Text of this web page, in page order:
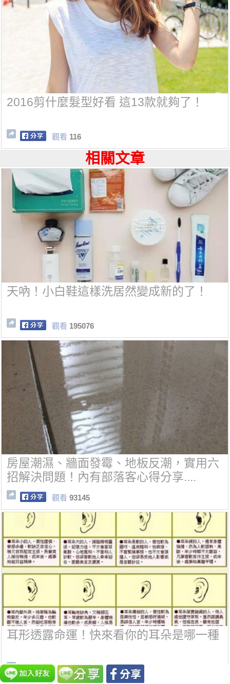
2016剪什麼髮型好看 這13款就夠了！
觀看 116
相關文章
天吶！小白鞋這樣洗居然變成新的了！
觀看 195076
房屋潮濕、牆面發霉、地板反潮，實用六
招解決問題！內有部落客心得分享....
觀看 93145
耳形透露命運！快來看你的耳朵是哪一種
觀看 83955